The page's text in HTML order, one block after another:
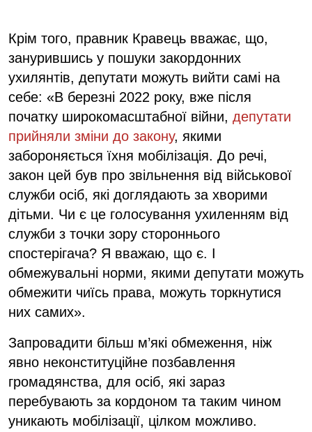
Крім того, правник Кравець вважає, що,
занурившись у пошуки закордонних
ухилянтів, депутати можуть вийти самі на
себе: «В березні 2022 року, вже після
початку широкомасштабної війни, депутати
прийняли зміни до закону, якими
забороняється їхня мобілізація. До речі,
закон цей був про звільнення від військової
служби осіб, які доглядають за хворими
дітьми. Чи є це голосування ухиленням від
служби з точки зору стороннього
спостерігача? Я вважаю, що є. І
обмежувальні норми, якими депутати можуть
обмежити чиїсь права, можуть торкнутися
них самих».
Запровадити більш м’які обмеження, ніж
явно неконституційне позбавлення
громадянства, для осіб, які зараз
перебувають за кордоном та таким чином
уникають мобілізації, цілком можливо.